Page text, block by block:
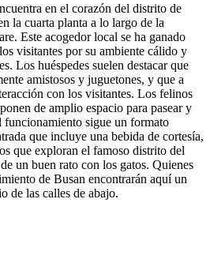
en el corazón del distrito de
la cuarta planta a lo largo de la
Este acogedor local se ha ganado
visitantes por su ambiente cálido y
Los huéspedes suelen destacar que
amistosos y juguetones, y que a
con los visitantes. Los felinos
de amplio espacio para pasear y
sigue un formato
que incluye una bebida de cortesía,
que exploran el famoso distrito del
un buen rato con los gatos. Quienes
de Busan encontrarán aquí un
de las calles de abajo.